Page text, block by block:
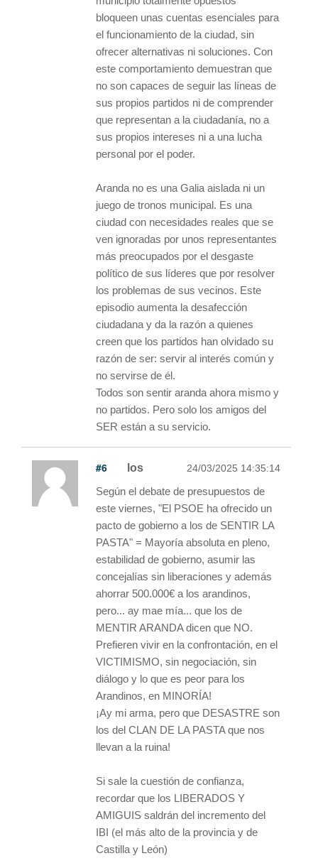
bloqueen unas cuentas esenciales para
el funcionamiento de la ciudad, sin
ofrecer alternativas ni soluciones. Con
este comportamiento demuestran que
no son capaces de seguir las líneas de
sus propios partidos ni de comprender
que representan a la ciudadanía, no a
sus propios intereses ni a una lucha
personal por el poder.
Aranda no es una Galia aislada ni un
juego de tronos municipal. Es una
ciudad con necesidades reales que se
ven ignoradas por unos representantes
más preocupados por el desgaste
político de sus líderes que por resolver
los problemas de sus vecinos. Este
episodio aumenta la desafección
ciudadana y da la razón a quienes
creen que los partidos han olvidado su
razón de ser: servir al interés común y
no servirse de él.
Todos son sentir aranda ahora mismo y
no partidos. Pero solo los amigos del
SER están a su servicio.
#6 los 24/03/2025 14:35:14
Según el debate de presupuestos de
este viernes, "El PSOE ha ofrecido un
pacto de gobierno a los de SENTIR LA
PASTA" = Mayoría absoluta en pleno,
estabilidad de gobierno, asumir las
concejalías sin liberaciones y además
ahorrar 500.000€ a los arandinos,
pero... ay mae mía... que los de
MENTIR ARANDA dicen que NO.
Prefieren vivir en la confrontación, en el
VICTIMISMO, sin negociación, sin
diálogo y lo que es peor para los
Arandinos, en MINORÍA!
¡Ay mi arma, pero que DESASTRE son
los del CLAN DE LA PASTA que nos
llevan a la ruina!
Si sale la cuestión de confianza,
recordar que los LIBERADOS Y
AMIGUIS saldrán del incremento del
IBI (el más alto de la provincia y de
Castilla y León)